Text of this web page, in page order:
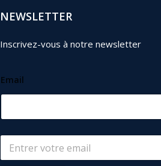
NEWSLETTER
Inscrivez-vous à notre newsletter
Email